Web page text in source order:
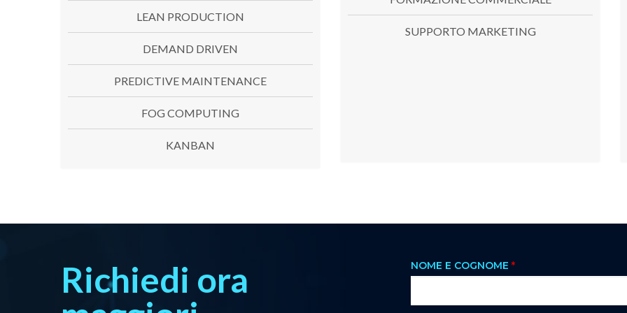
LEAN PRODUCTION
DEMAND DRIVEN
PREDICTIVE MAINTENANCE
FOG COMPUTING
KANBAN
SUPPORTO MARKETING
Richiedi ora
NOME E COGNOME *